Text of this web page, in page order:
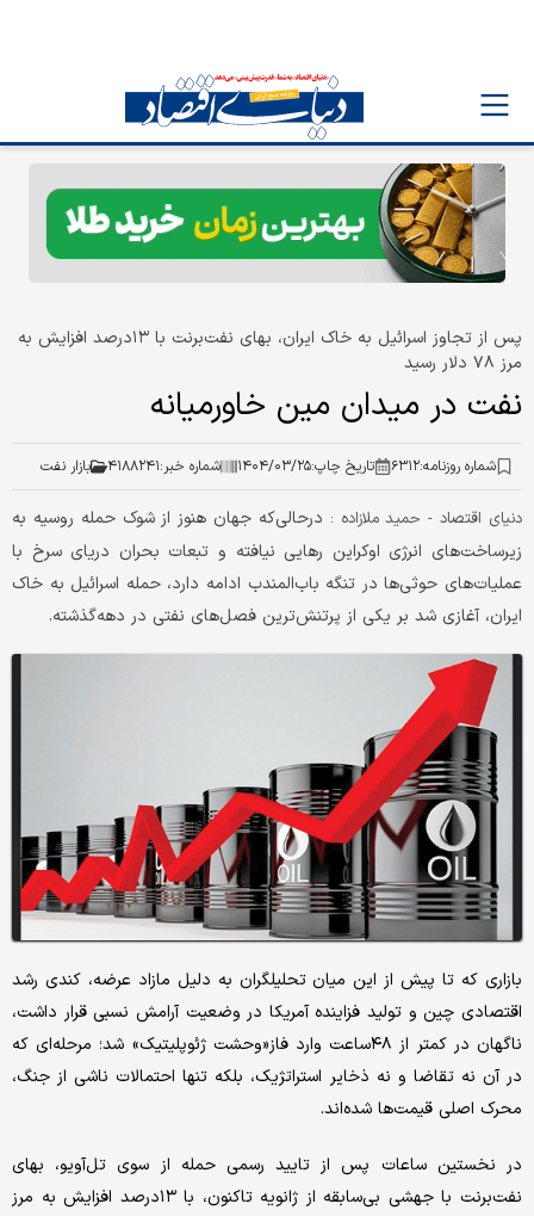
پس از تجاوز اسرائیل به خاک ایران، بهای نفت‌برنت با ۱۳‌درصد افزایش به
مرز ۷۸ دلار رسید
نفت در میدان مین خاورمیانه
شماره روزنامه:۶۳۱۲ تاریخ چاپ:۱۴۰۴/۰۳/۲۵ شماره خبر:۴۱۸۸۲۴۱ بازار نفت
دنیای اقتصاد - حمید ملازاده : درحالی‌که جهان هنوز از شوک حمله روسیه به
زیرساخت‌های انرژی اوکراین رهایی نیافته و تبعات بحران دریای سرخ با
عملیات‌های حوثی‌‌‌‌‌ها در تنگه باب‌‌‌‌‌المندب ادامه دارد، حمله اسرائیل به خاک
ایران، آغازی شد بر یکی از پرتنش‌‌‌‌‌ترین فصل‌های نفتی در دهه‌گذشته.
بازاری که تا پیش از این میان تحلیلگران به دلیل مازاد عرضه، کندی رشد
اقتصادی چین و تولید فزاینده آمریکا در وضعیت آرامش نسبی قرار داشت،
ناگهان در کمتر از ۴۸ساعت وارد فاز‌«وحشت ژئوپلیتیک» شد؛ مرحله‌‌‌‌‌ای که
در آن نه تقاضا و نه ذخایر استراتژیک، بلکه تنها احتمالات ناشی از جنگ،
محرک اصلی قیمت‌ها شده‌اند.
در نخستین ساعات پس از تایید رسمی حمله از سوی تل‌‌‌‌‌آویو، بهای
نفت‌برنت با جهشی بی‌سابقه از ژانویه تاکنون، با ۱۳‌درصد افزایش به مرز